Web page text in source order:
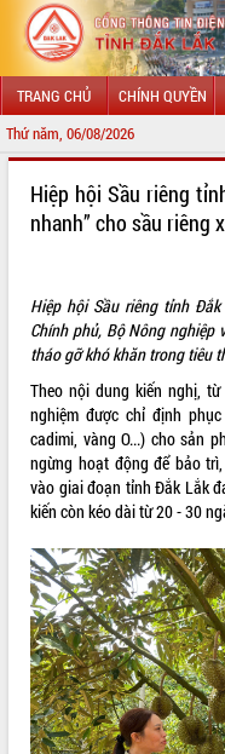
TRANG CHỦ CHÍNH QUYỀN
Thứ năm, 06/08/2026
LÃNH ĐẠO UBND TỈNH
SỞ, BAN, NGÀNH
THÔNG TIN CHỈ ĐẠO ĐIỀU HÀNH
HỆ THỐNG VĂN BẢN
ĐIỂM TIN VĂN BẢN
QUY HOẠCH - KẾ HOẠCH
Hiệp hội Sầu riêng
nhanh” cho sầu riêng
Hiệp hội Sầu riêng tỉnh
Chính phủ, Bộ Nông nghiệp
tháo gỡ khó khăn trong tiêu
Theo nội dung kiến nghị,
nghiệm được chỉ định
cadimi, vàng O...) cho sản
ngừng hoạt động để bảo
vào giai đoạn tỉnh Đắk Lắk
kiến còn kéo dài từ 20 - 30